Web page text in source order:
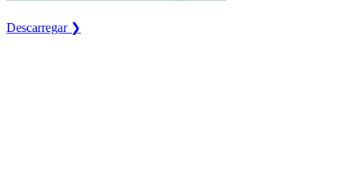
Descarregar ❯